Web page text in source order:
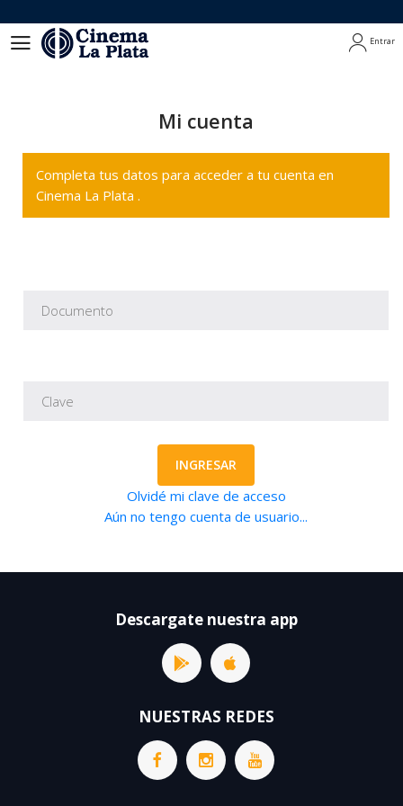
Entrar
Mi cuenta
Completa tus datos para acceder a tu cuenta en
Cinema La Plata .
INGRESAR
Olvidé mi clave de acceso
Aún no tengo cuenta de usuario...
Descargate nuestra app
NUESTRAS REDES